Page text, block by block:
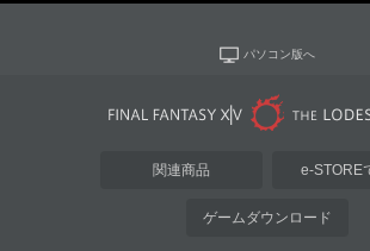
パソコン版へ
関連商品 e-STORE
ゲームダウンロード